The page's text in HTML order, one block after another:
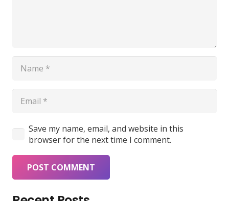
Save my name, email, and website in this
browser for the next time I comment.
POST COMMENT